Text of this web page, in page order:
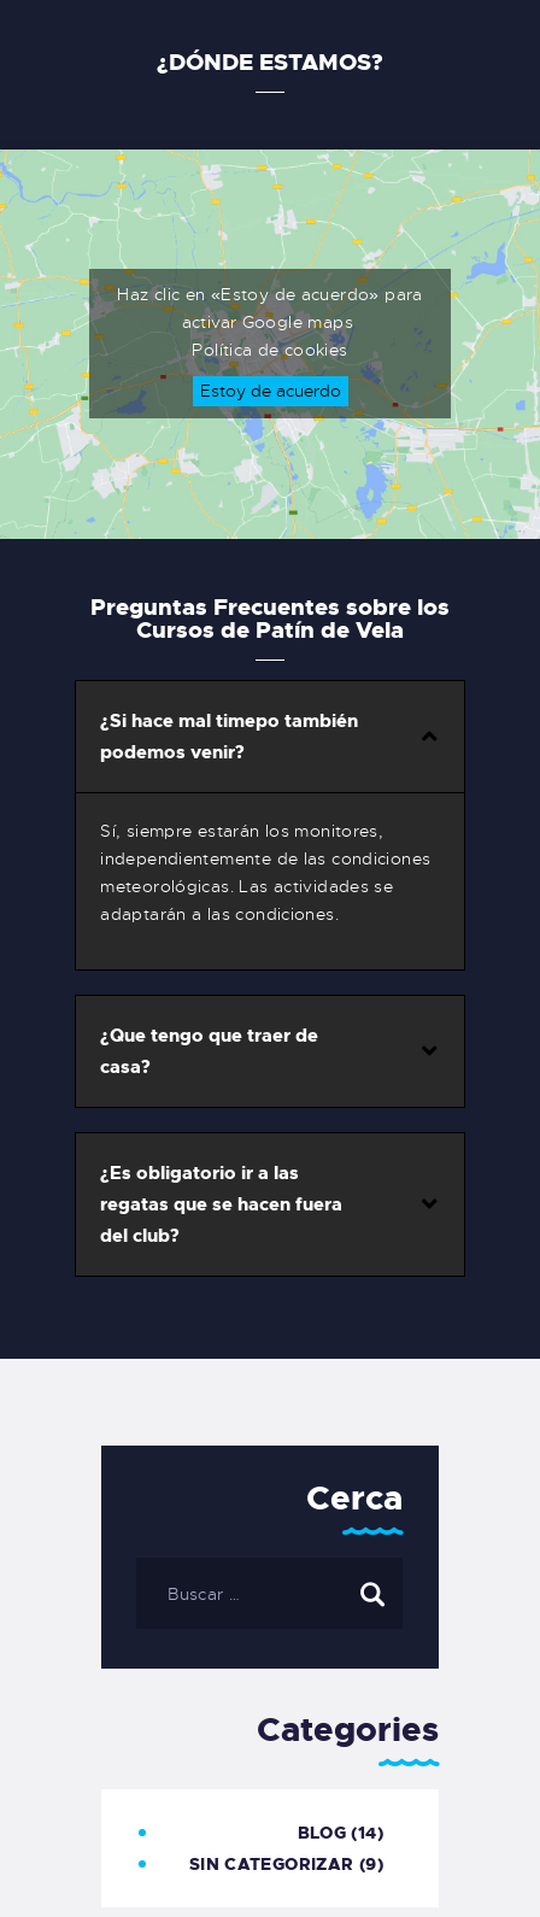
¿DÓNDE ESTAMOS?
Haz clic en «Estoy de acuerdo» para
activar Google maps
Política de cookies
Estoy de acuerdo
Preguntas Frecuentes sobre los
Cursos de Patín de Vela
¿Si hace mal timepo también
podemos venir?
Sí, siempre estarán los monitores,
independientemente de las condiciones
meteorológicas. Las actividades se
adaptarán a las condiciones.
¿Que tengo que traer de
casa?
¿Es obligatorio ir a las
regatas que se hacen fuera
del club?
Cerca
Categories
BLOG (14)
SIN CATEGORIZAR (9)